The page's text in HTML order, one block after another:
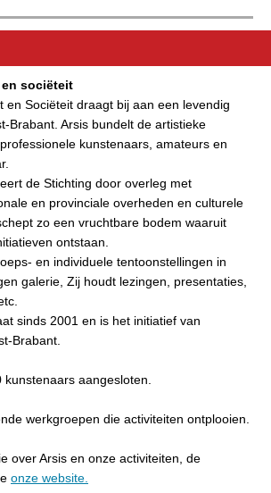
sociëteit
en Sociëteit draagt bij aan een levendig
Brabant. Arsis bundelt de artistieke
kunstenaars, amateurs en
de Stichting door overleg met
en provinciale overheden en culturele
zo een vruchtbare bodem waaruit
ontstaan.
en individuele tentoonstellingen in
galerie, Zij houdt lezingen, presentaties,
sinds 2001 en is het initiatief van
Brabant.
kunstenaars aangesloten.
werkgroepen die activiteiten ontplooien.
over Arsis en onze activiteiten, de
onze website.